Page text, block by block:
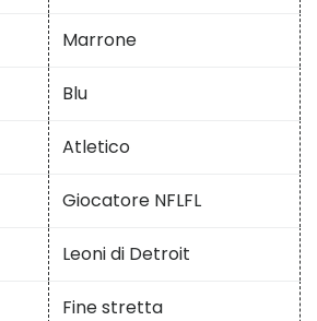
Marrone
Blu
Atletico
Giocatore NFLFL
Leoni di Detroit
Fine stretta